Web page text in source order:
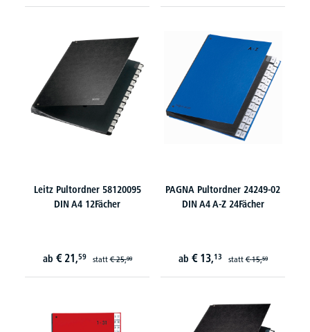
Leitz Pultordner 58120095
DIN A4 12Fächer
ab € 21,59 statt€ 25,99
PAGNA Pultordner 24249-02
DIN A4 A-Z 24Fächer
ab € 13,13 statt€ 15,59